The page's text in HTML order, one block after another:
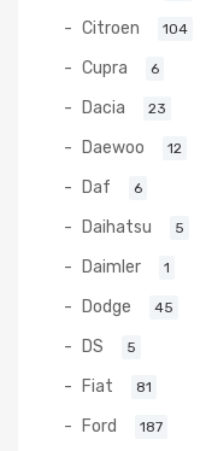
Citroen 104
Cupra 6
Dacia 23
Daewoo 12
Daf 6
Daihatsu 5
Daimler 1
Dodge 45
DS 5
Fiat 81
Ford 187